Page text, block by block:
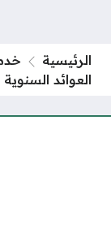
الرئيسية
العوائد السنوية